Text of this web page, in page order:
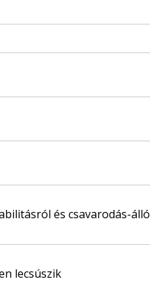
és csavarodás-
lecsúszik